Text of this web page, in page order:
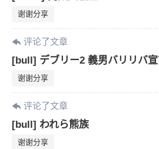
谢谢分享
评论了文章
[bull] デブリー2 義男バリリバ
谢谢分享
评论了文章
[bull] われら熊族
谢谢分享